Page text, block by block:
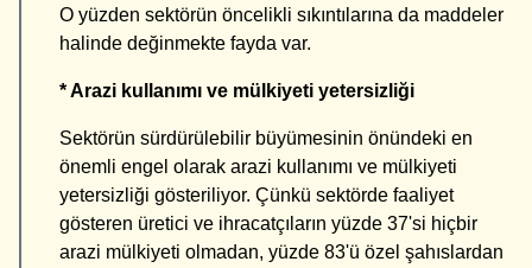
O yüzden sektörün öncelikli sıkıntılarına da maddeler
halinde değinmekte fayda var.
* Arazi kullanımı ve mülkiyeti yetersizliği
Sektörün sürdürülebilir büyümesinin önündeki en
önemli engel olarak arazi kullanımı ve mülkiyeti
yetersizliği gösteriliyor. Çünkü sektörde faaliyet
gösteren üretici ve ihracatçıların yüzde 37'si hiçbir
arazi mülkiyeti olmadan, yüzde 83'ü özel şahıslardan